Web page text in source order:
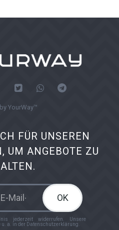
YourWay™
FÜR UNSEREN
UM ANGEBOTE ZU
OK
jederzeit widerrufen. Unsere
a. in der Datenschutzerklärung.